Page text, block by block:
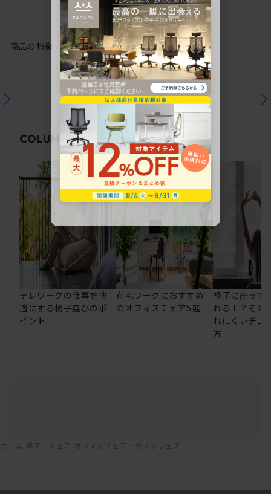
商品の特徴
COLUMN関連コラム
テレワークの仕事を快
適にする椅子選びのポ
イント
在宅ワークにおすすめ
のオフィスチェア5選
椅子に座って
れる！？その
れにくいチェ
方
ホーム 椅子・チェア オフィスチェア・デスクチェア